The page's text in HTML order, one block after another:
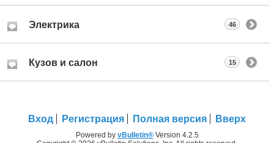
Электрика 46
Кузов и салон 15
Вход Регистрация Полная версия Вверх
Powered by vBulletin®Version 4.2.5